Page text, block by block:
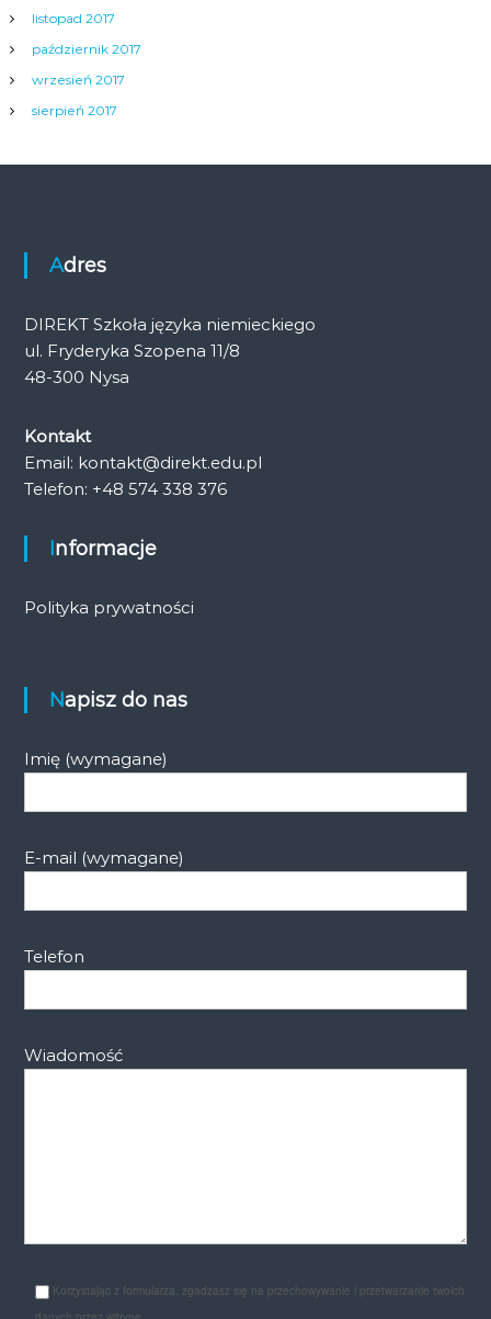
listopad 2017
październik 2017
wrzesień 2017
sierpień 2017
Adres
DIREKT Szkoła języka niemieckiego
ul. Fryderyka Szopena 11/8
48-300 Nysa
Kontakt
Email: kontakt@direkt.edu.pl
Telefon: +48 574 338 376
Informacje
Polityka prywatności
Napisz do nas
Imię (wymagane)
E-mail (wymagane)
Telefon
Wiadomość
Korzystając z formularza, zgadzasz się na przechowywanie i przetwarzanie twoich